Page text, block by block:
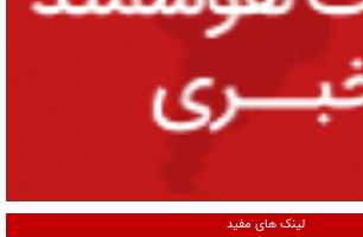
لینک های مفید